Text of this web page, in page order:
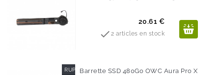
Prix
20.61 €
 2 articles en stock
RUPTURE DE STOCK
Barrette SSD 480Go OWC Aura Pro X